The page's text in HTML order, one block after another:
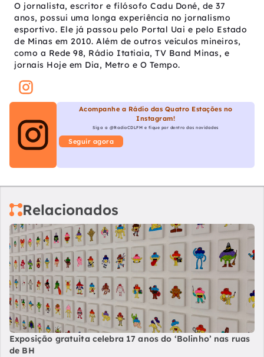
O jornalista, escritor e filósofo Cadu Doné, de 37
anos, possui uma longa experiência no jornalismo
esportivo. Ele já passou pelo Portal Uai e pelo Estado
de Minas em 2010. Além de outros veículos mineiros,
como a Rede 98, Rádio Itatiaia, TV Band Minas, e
jornais Hoje em Dia, Metro e O Tempo.
Acompanhe a Rádio das Quatro Estações no
Instagram!
Siga a @RadioCDLFM e fique por dentro das novidades
Seguir agora
Relacionados
Exposição gratuita celebra 17 anos do ‘Bolinho’ nas ruas
de BH